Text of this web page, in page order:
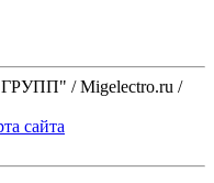
/ Migelectro.ru /
сайта